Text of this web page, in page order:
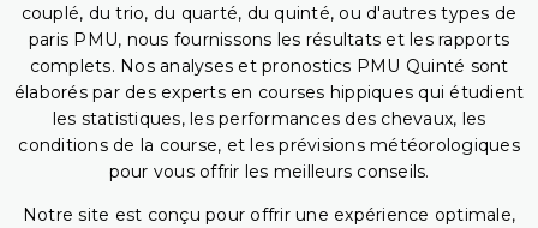
couplé, du trio, du quarté, du quinté, ou d'autres types de
paris PMU, nous fournissons les résultats et les rapports
complets. Nos analyses et pronostics PMU Quinté sont
élaborés par des experts en courses hippiques qui étudient
les statistiques, les performances des chevaux, les
conditions de la course, et les prévisions météorologiques
pour vous offrir les meilleurs conseils.
Notre site est conçu pour offrir une expérience optimale,